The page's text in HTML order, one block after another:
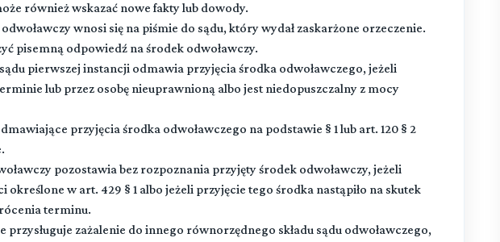
również wskazać nowe fakty lub dowody.
wnosi się na piśmie do sądu, który wydał zaskarżone orzeczenie.
pisemną odpowiedź na środek odwoławczy.
pierwszej instancji odmawia przyjęcia środka odwoławczego, jeżeli
lub przez osobę nieuprawnioną albo jest niedopuszczalny z mocy
przyjęcia środka odwoławczego na podstawie § 1 lub art. 120 § 2
pozostawia bez rozpoznania przyjęty środek odwoławczy, jeżeli
określone w art. 429 § 1 albo jeżeli przyjęcie tego środka nastąpiło na skutek
terminu.
przysługuje zażalenie do innego równorzędnego składu sądu odwoławczego,